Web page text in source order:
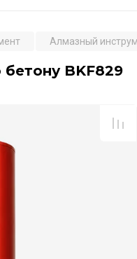
Алмазный
BKF829